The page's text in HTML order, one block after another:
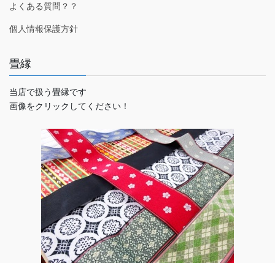
よくある質問？？
個人情報保護方針
畳縁
当店で扱う畳縁です
画像をクリックしてください！